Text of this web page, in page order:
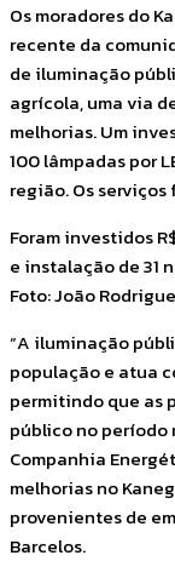
Os moradores do
recente da
de iluminação
agrícola, uma via
melhorias. Um
100 lâmpadas por
região. Os
Foram investidos
e instalação de 31
Foto: João
“A iluminação
população e atua
permitindo que as
público no período
Companhia
melhorias no
provenientes de
Barcelos.